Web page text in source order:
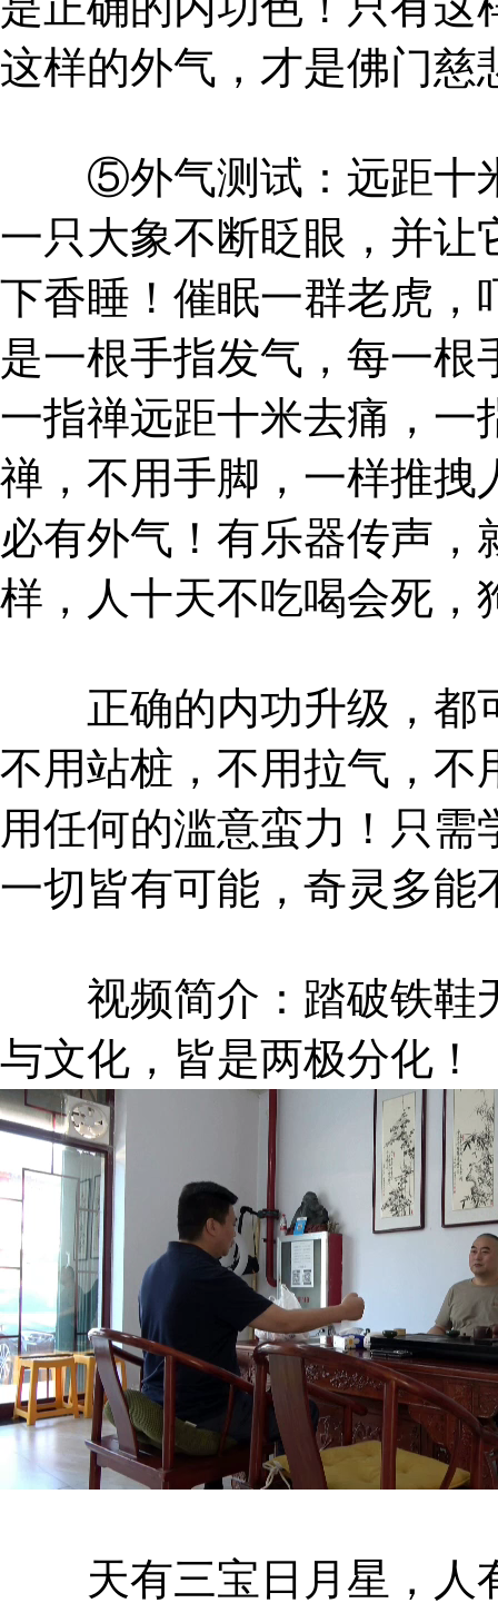
这样的外气，才是佛门慈
⑤外气测试：远距十米
一只大象不断眨眼，并让
下香睡！催眠一群老虎，
是一根手指发气，每一
一指禅远距十米去痛，一
禅，不用手脚，一样推拽
必有外气！有乐器传声
样，人十天不吃喝会死，
正确的内功升级，都
不用站桩，不用拉气，不
用任何的滥意蛮力！只
一切皆有可能，奇灵多能
视频简介：踏破铁鞋
与文化，皆是两极分化！
天有三宝日月星，人